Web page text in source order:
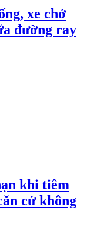
xe chở
đường ray
khi tiêm
cứ không